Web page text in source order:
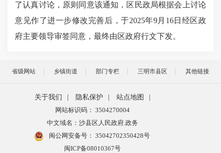
了认真讨论，原则同意该通知，区民政局根据会上讨论
意见作了进一步修改完善后，于2025年9月16日经区政
府主要领导审签同意，最终由区政府行文下发。
省级网站 乡镇街道 部门专栏 三明市县区 其他链接
关于我们 隐私保护 站点地图
网站标识码： 3504270004
中文域名：沙县区人民政府.政务
闽公网安备号： 35042702350428号
闽ICP备08010367号